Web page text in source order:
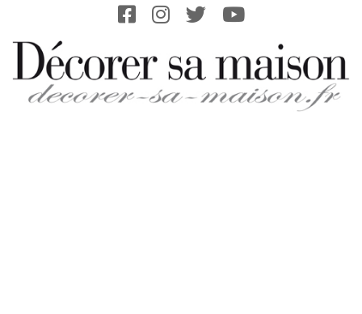
content